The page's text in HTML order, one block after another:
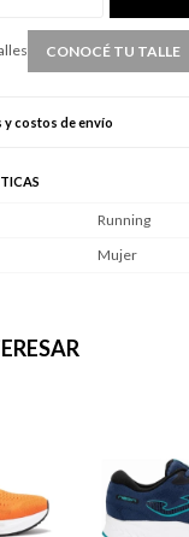
CONOCÉ TU TALLE
y costos de envío
Running
Mujer